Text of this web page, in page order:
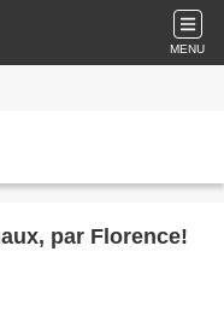
MENU
par Florence!